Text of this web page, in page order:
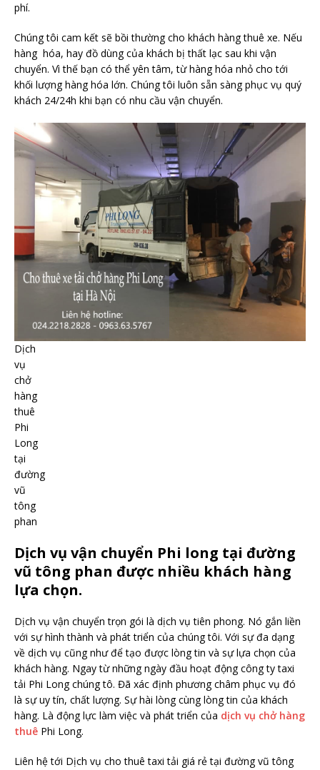
phí.
Chúng tôi cam kết sẽ bồi thường cho khách hàng thuê xe. Nếu
hàng hóa, hay đồ dùng của khách bị thất lạc sau khi vận
chuyển. Vì thế bạn có thể yên tâm, từ hàng hóa nhỏ cho tới
khối lượng hàng hóa lớn. Chúng tôi luôn sẵn sàng phục vụ quý
khách 24/24h khi bạn có nhu cầu vận chuyển.
Dịch
vụ
chở
hàng
thuê
Phi
Long
tại
đường
vũ
tông
phan
Dịch vụ vận chuyển Phi long tại đường
vũ tông phan được nhiều khách hàng
lựa chọn.
Dịch vụ vận chuyển trọn gói là dịch vụ tiên phong. Nó gắn liền
với sự hình thành và phát triển của chúng tôi. Với sự đa dạng
về dịch vụ cũng như để tạo được lòng tin và sự lựa chọn của
khách hàng. Ngay từ những ngày đầu hoạt động công ty taxi
tải Phi Long chúng tô. Đã xác định phương châm phục vụ đó
là sự uy tín, chất lượng. Sự hài lòng cùng lòng tin của khách
hàng. Là động lực làm việc và phát triển của dịch vụ chở hàng
thuê Phi Long.
Liên hệ tới Dịch vụ cho thuê taxi tải giá rẻ tại đường vũ tông